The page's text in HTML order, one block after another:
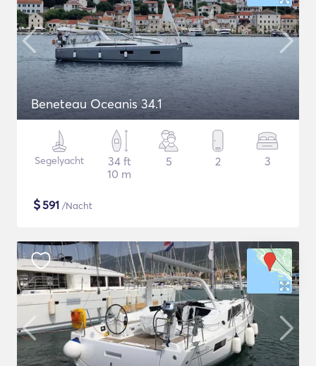
Beneteau Oceanis 34.1
Segelyacht
34 ft
10 m
5 2 3
$591 /Nacht